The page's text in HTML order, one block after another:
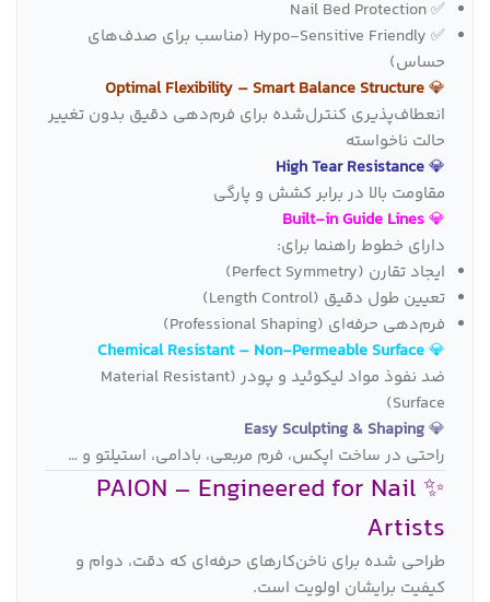
✅ Nail Bed Protection
✅ Hypo-Sensitive Friendly (مناسب برای صدف‌های
حساس)
💎
Optimal Flexibility – Smart Balance Structure
انعطاف‌پذیری کنترل‌شده برای فرم‌دهی دقیق بدون تغییر
حالت ناخواسته
💎
High Tear Resistance
مقاومت بالا در برابر کشش و پارگی
💎
Built‑in Guide Lines
دارای خطوط راهنما برای:
ایجاد تقارن (Perfect Symmetry)
تعیین طول دقیق (Length Control)
فرم‌دهی حرفه‌ای (Professional Shaping)
💎
Chemical Resistant – Non‑Permeable Surface
ضد نفوذ مواد لیکوئید و پودر (Material Resistant
Surface)
💎
Easy Sculpting & Shaping
راحتی در ساخت اپکس، فرم مربعی، بادامی، استیلتو و …
✨ PAION – Engineered for Nail
Artists
طراحی شده برای ناخن‌کارهای حرفه‌ای که دقت، دوام و
کیفیت برایشان اولویت است.